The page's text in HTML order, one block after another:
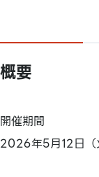
概要
開催期間
2026年5月12日（